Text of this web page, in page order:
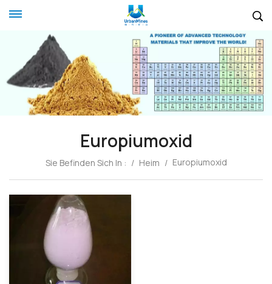
Europiumoxid
Sie Befinden Sich In : / Heim / Europiumoxid